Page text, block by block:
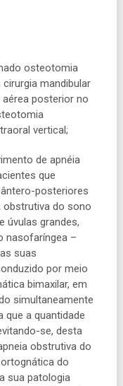
osteotomia
mandibular
posterior no
vertical;
de apnéia
que
posteriores
obstrutiva do sono
úvulas grandes,
nasofaríngea –
suas
por meio
bimaxilar, em
simultaneamente
que a quantidade
se, desta
eia obstrutiva do
do
sua patologia